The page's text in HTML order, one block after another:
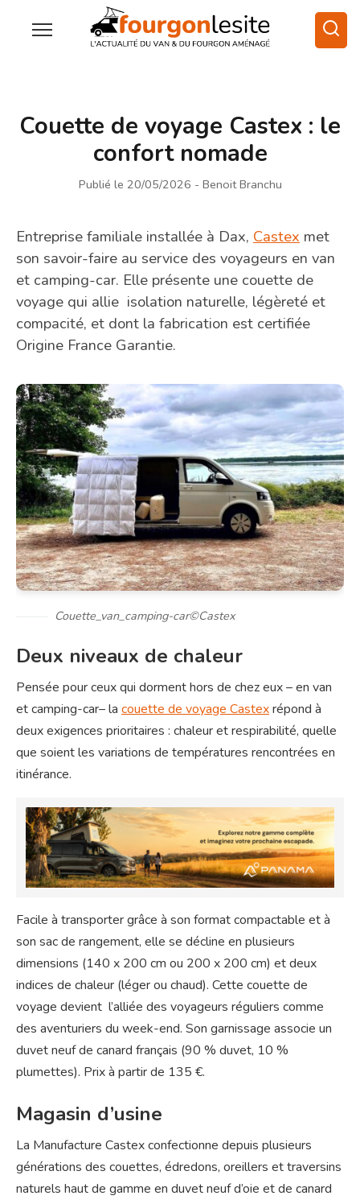
Couette de voyage Castex : le
confort nomade
Publié le 20/05/2026 - Benoit Branchu
Entreprise familiale installée à Dax, Castex met
son savoir-faire au service des voyageurs en van
et camping-car. Elle présente une couette de
voyage qui allie isolation naturelle, légèreté et
compacité, et dont la fabrication est certifiée
Origine France Garantie.
Couette_van_camping-car©Castex
Deux niveaux de chaleur
Pensée pour ceux qui dorment hors de chez eux – en van
et camping-car– la couette de voyage Castexrépond à
deux exigences prioritaires : chaleur et respirabilité, quelle
que soient les variations de températures rencontrées en
itinérance.
Facile à transporter grâce à son format compactable et à
son sac de rangement, elle se décline en plusieurs
dimensions (140 x 200 cm ou 200 x 200 cm) et deux
indices de chaleur (léger ou chaud). Cette couette de
voyage devient l’alliée des voyageurs réguliers comme
des aventuriers du week-end. Son garnissage associe un
duvet neuf de canard français (90 % duvet, 10 %
plumettes). Prix à partir de 135 €.
Magasin d’usine
La Manufacture Castex confectionne depuis plusieurs
générations des couettes, édredons, oreillers et traversins
naturels haut de gamme en duvet neuf d’oie et de canard